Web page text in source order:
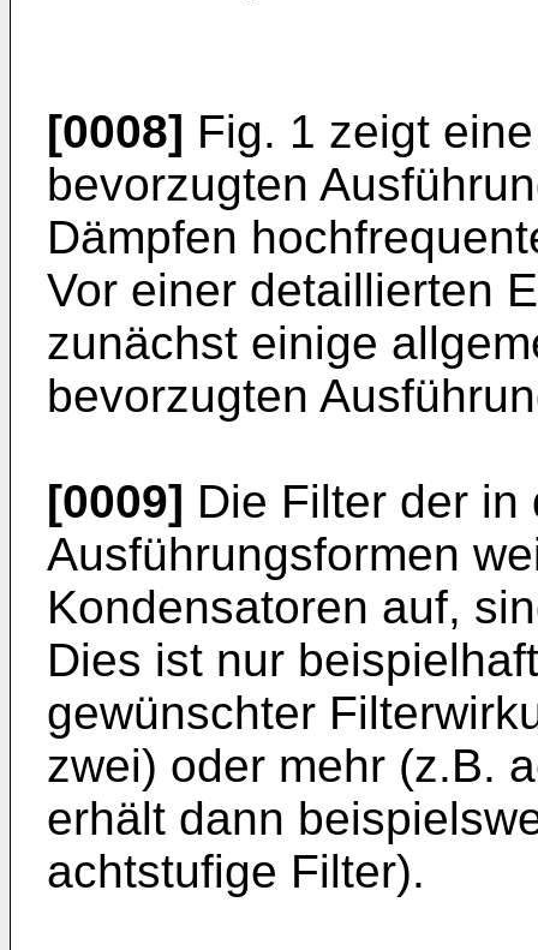
[0008] Fig. 1 zeigt
bevorzugten
Dämpfen
Vor einer detaillierten
zunächst einige
bevorzugten
[0009] Die Filter der
Ausführungsformen
Kondensatoren auf,
Dies ist nur
gewünschter
zwei) oder mehr (z.B.
erhält dann
achtstufige Filter).